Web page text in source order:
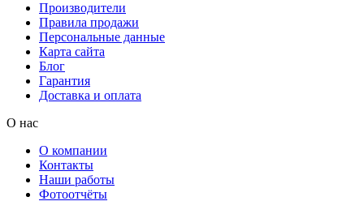
Производители
Правила продажи
Персональные данные
Карта сайта
Блог
Гарантия
Доставка и оплата
О нас
О компании
Контакты
Наши работы
Фотоотчёты